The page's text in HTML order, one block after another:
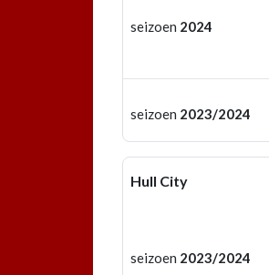
seizoen 2024
seizoen 2023/2024
Hull City
seizoen 2023/2024